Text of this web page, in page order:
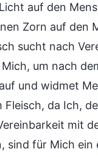
auf den
Zorn auf den
sucht nach
um nach
und widmet
da Ich,
mit
sind für Mich